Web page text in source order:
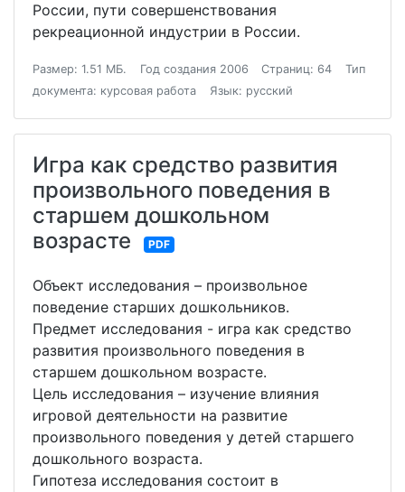
России, пути совершенствования
рекреационной индустрии в России.
Размер: 1.51 МБ. Год создания 2006 Страниц: 64
Тип
документа: курсовая работа
Язык: русский
Игра как средство развития
произвольного поведения в
старшем дошкольном
возрасте
PDF
Объект исследования – произвольное
поведение старших дошкольников.
Предмет исследования - игра как средство
развития произвольного поведения в
старшем дошкольном возрасте.
Цель исследования – изучение влияния
игровой деятельности на развитие
произвольного поведения у детей старшего
дошкольного возраста.
Гипотеза исследования состоит в